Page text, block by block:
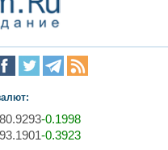
80.9293-0.1998
93.1901-0.3923